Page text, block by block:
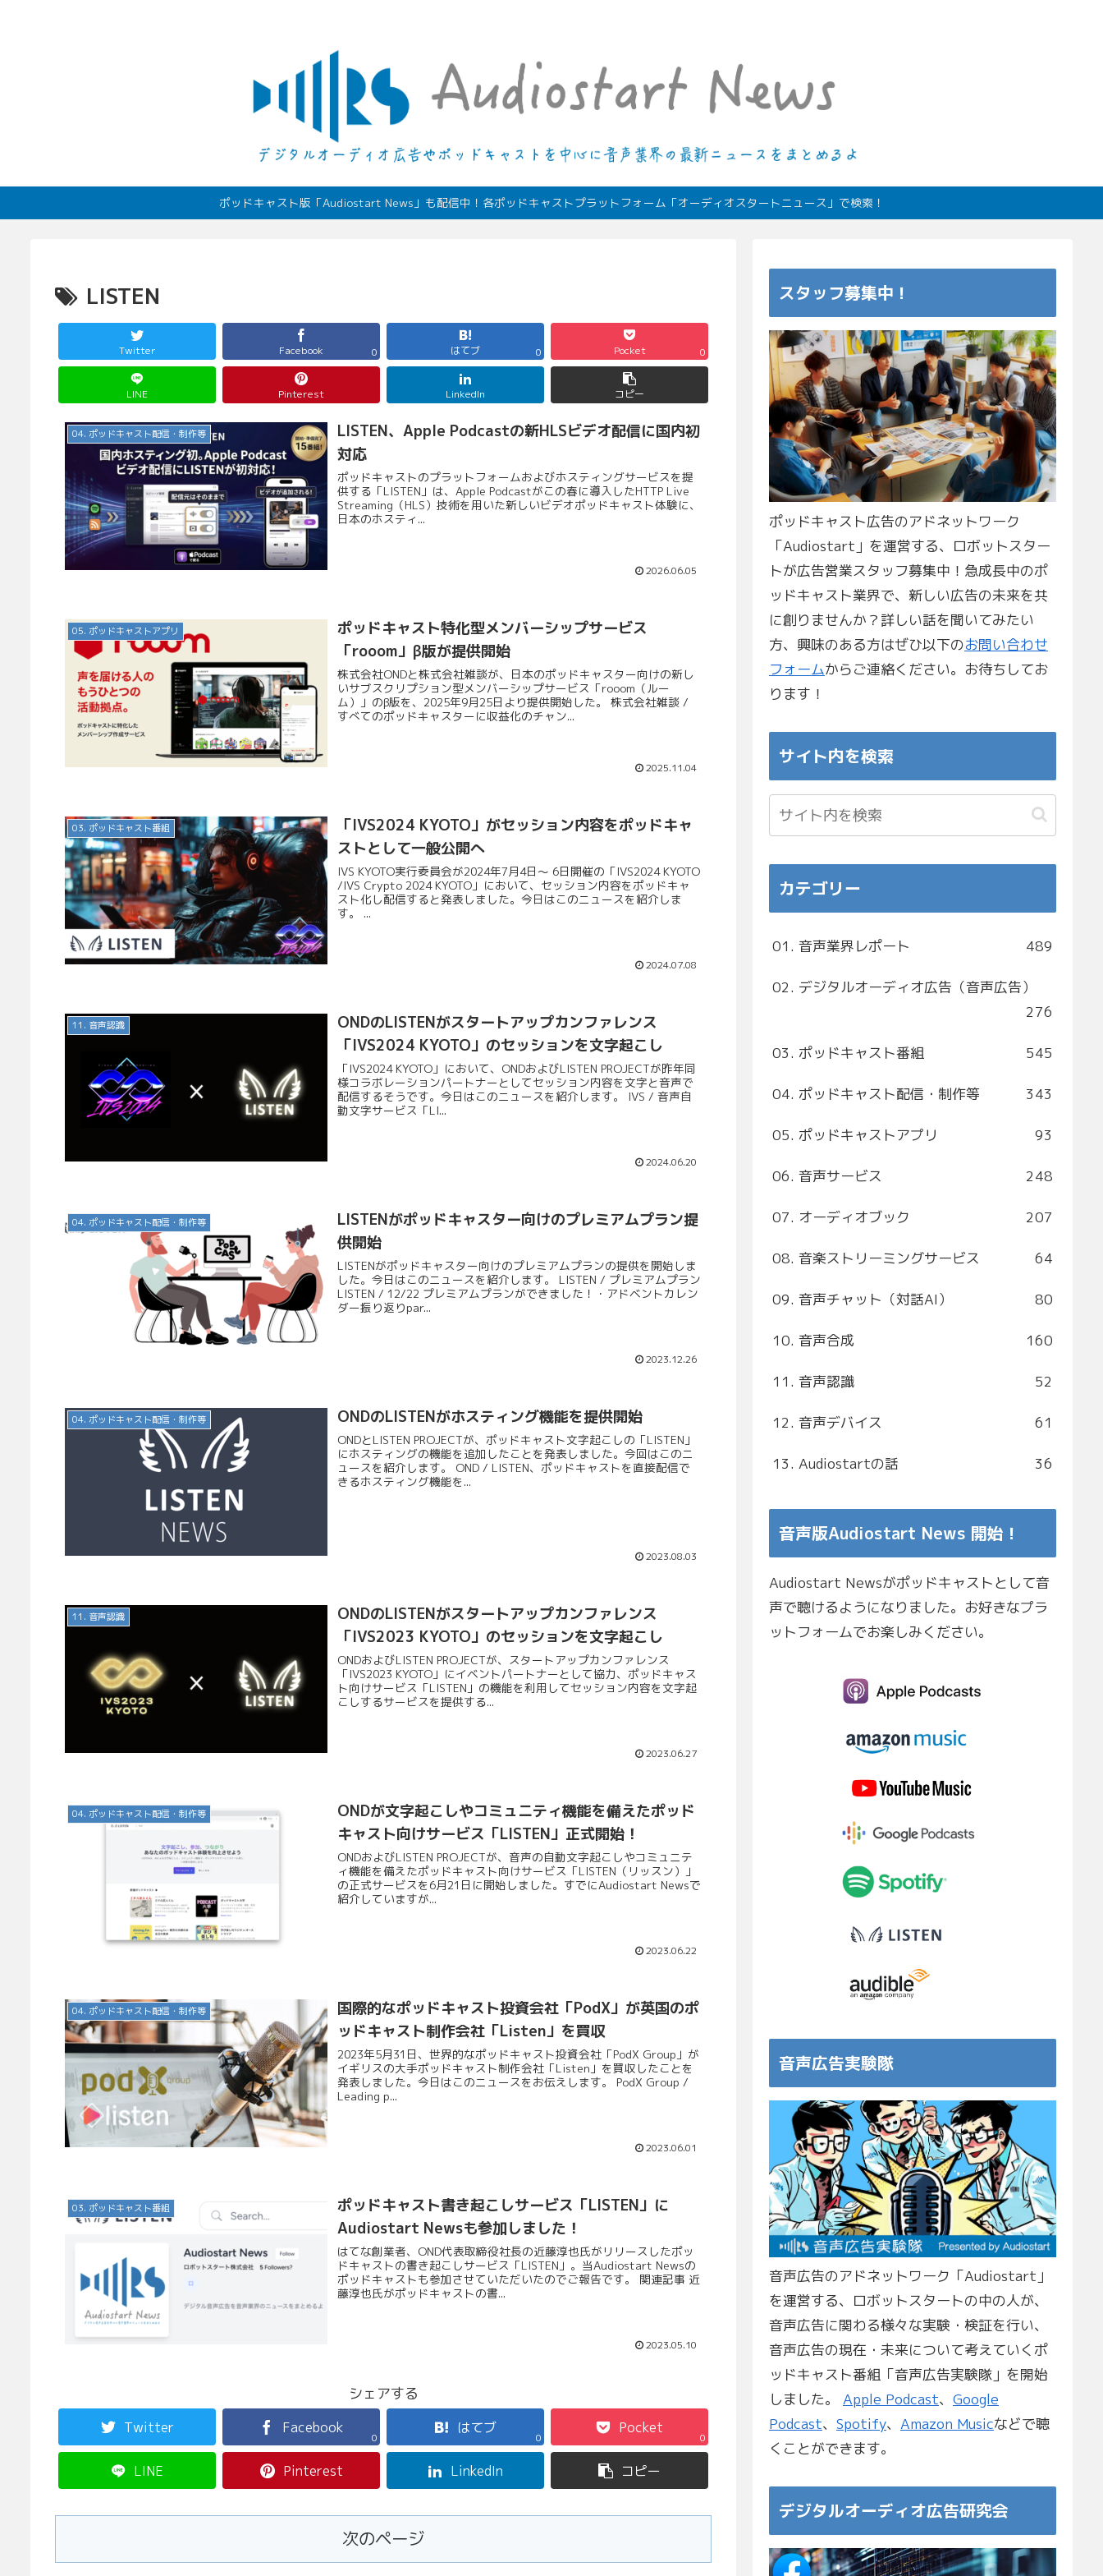
ポッドキャスト版「Audiostart News」も配信中！各ポッドキャストプラットフォーム「オーディオスタートニュース」で検索！
LISTEN
Twitter Facebook 0 はてブ 0 Pocket 0
LINE Pinterest LinkedIn コピー
04. ポッドキャスト配信・制作等
LISTEN、Apple Podcastの新HLSビデオ配信に国内初
対応
ポッドキャストのプラットフォームおよびホスティングサービスを提
供する「LISTEN」は、Apple Podcastがこの春に導入したHTTP Live
Streaming（HLS）技術を用いた新しいビデオポッドキャスト体験に、
日本のホスティ...
2026.06.05
05. ポッドキャストアプリ
ポッドキャスト特化型メンバーシップサービス
「rooom」β版が提供開始
株式会社ONDと株式会社雑談が、日本のポッドキャスター向けの新し
いサブスクリプション型メンバーシップサービス「rooom（ルー
ム）」のβ版を、2025年9月25日より提供開始した。 株式会社雑談 /
すべてのポッドキャスターに収益化のチャン...
2025.11.04
03. ポッドキャスト番組
「IVS2024 KYOTO」がセッション内容をポッドキャ
ストとして一般公開へ
IVS KYOTO実行委員会が2024年7月4日〜 6日開催の「IVS2024 KYOTO
/IVS Crypto 2024 KYOTO」において、セッション内容をポッドキャ
スト化し配信すると発表しました。今日はこのニュースを紹介しま
す。 ...
2024.07.08
11. 音声認識
ONDのLISTENがスタートアップカンファレンス
「IVS2024 KYOTO」のセッションを文字起こし
「IVS2024 KYOTO」において、ONDおよびLISTEN PROJECTが昨年同
様コラボレーションパートナーとしてセッション内容を文字と音声で
配信するそうです。今日はこのニュースを紹介します。 IVS / 音声自
動文字サービス「LI...
2024.06.20
04. ポッドキャスト配信・制作等
LISTENがポッドキャスター向けのプレミアムプラン提
供開始
LISTENがポッドキャスター向けのプレミアムプランの提供を開始しま
した。今日はこのニュースを紹介します。 LISTEN / プレミアムプラン
LISTEN / 12/22 プレミアムプランができました！・アドベントカレン
ダー振り返りpar...
2023.12.26
04. ポッドキャスト配信・制作等 ONDのLISTENがホスティング機能を提供開始
ONDとLISTEN PROJECTが、ポッドキャスト文字起こしの「LISTEN」
にホスティングの機能を追加したことを発表しました。今回はこのニ
ュースを紹介します。 OND / LISTEN、ポッドキャストを直接配信で
きるホスティング機能を...
2023.08.03
11. 音声認識
ONDのLISTENがスタートアップカンファレンス
「IVS2023 KYOTO」のセッションを文字起こし
ONDおよびLISTEN PROJECTが、スタートアップカンファレンス
「IVS2023 KYOTO」にイベントパートナーとして協力、ポッドキャス
ト向けサービス「LISTEN」の機能を利用してセッション内容を文字起
こしするサービスを提供する...
2023.06.27
04. ポッドキャスト配信・制作等
ONDが文字起こしやコミュニティ機能を備えたポッド
キャスト向けサービス「LISTEN」正式開始！
ONDおよびLISTEN PROJECTが、音声の自動文字起こしやコミュニテ
ィ機能を備えたポッドキャスト向けサービス「LISTEN（リッスン）」
の正式サービスを6月21日に開始しました。すでにAudiostart Newsで
紹介していますが...
2023.06.22
04. ポッドキャスト配信・制作等
国際的なポッドキャスト投資会社「PodX」が英国のポ
ッドキャスト制作会社「Listen」を買収
2023年5月31日、世界的なポッドキャスト投資会社「PodX Group」が
イギリスの大手ポッドキャスト制作会社「Listen」を買収したことを
発表しました。今日はこのニュースをお伝えします。 PodX Group /
Leading p...
2023.06.01
03. ポッドキャスト番組
ポッドキャスト書き起こしサービス「LISTEN」に
Audiostart Newsも参加しました！
はてな創業者、OND代表取締役社長の近藤淳也氏がリリースしたポッ
ドキャストの書き起こしサービス「LISTEN」。当Audiostart Newsの
ポッドキャストも参加させていただいたのでご報告です。 関連記事 近
藤淳也氏がポッドキャストの書...
2023.05.10
シェアする
Twitter Facebook
0
はてブ
0
Pocket
0
LINE Pinterest LinkedIn コピー
次のページ
スタッフ募集中！
ポッドキャスト広告のアドネットワーク
「Audiostart」を運営する、ロボットスター
トが広告営業スタッフ募集中！急成長中のポ
ッドキャスト業界で、新しい広告の未来を共
に創りませんか？詳しい話を聞いてみたい
方、興味のある方はぜひ以下のお問い合わせ
フォームからご連絡ください。お待ちしてお
ります！
サイト内を検索
カテゴリー
01. 音声業界レポート 489
02. デジタルオーディオ広告（音声広告）
276
03. ポッドキャスト番組 545
04. ポッドキャスト配信・制作等 343
05. ポッドキャストアプリ 93
06. 音声サービス 248
07. オーディオブック 207
08. 音楽ストリーミングサービス 64
09. 音声チャット（対話AI） 80
10. 音声合成 160
11. 音声認識 52
12. 音声デバイス 61
13. Audiostartの話 36
音声版Audiostart News 開始！
Audiostart Newsがポッドキャストとして音
声で聴けるようになりました。お好きなプラ
ットフォームでお楽しみください。
音声広告実験隊
音声広告のアドネットワーク「Audiostart」
を運営する、ロボットスタートの中の人が、
音声広告に関わる様々な実験・検証を行い、
音声広告の現在・未来について考えていくポ
ッドキャスト番組「音声広告実験隊」を開始
しました。 Apple Podcast、 Google
Podcast、 Spotify、 Amazon Musicなどで聴
くことができます。
デジタルオーディオ広告研究会